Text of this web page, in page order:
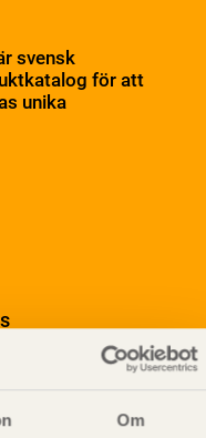
Om
svensk
för att
unika